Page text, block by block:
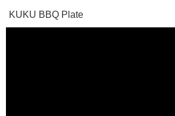
KUKU BBQ Plate